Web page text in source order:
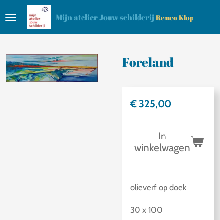
Ga
de
hoofdinhoud
Mijn atelier Jouw schilderij Remco Klop
Foreland
€ 325,00
In
winkelwagen
olieverf op doek
30 x 100